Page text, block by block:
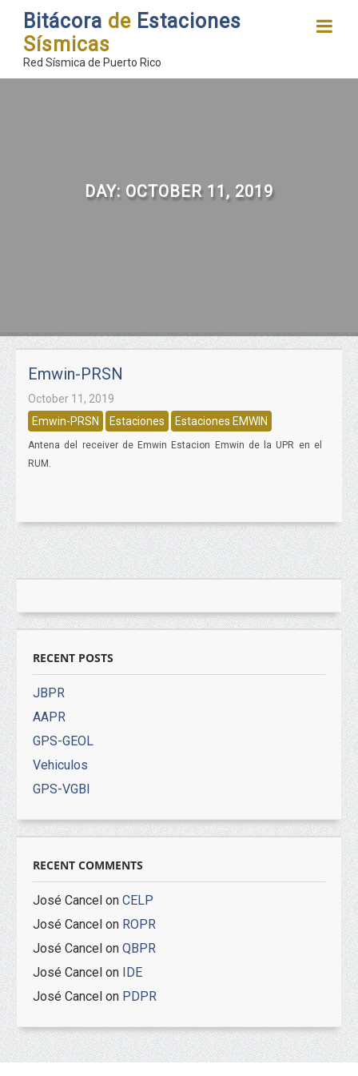
Bitácora de Estaciones
Sísmicas
Red Sísmica de Puerto Rico
DAY: OCTOBER 11, 2019
Emwin-PRSN
October 11, 2019
Emwin-PRSN
Estaciones Estaciones EMWIN
Antena del receiver de Emwin Estacion Emwin de la UPR en el
RUM.
RECENT POSTS
JBPR
AAPR
GPS-GEOL
Vehiculos
GPS-VGBI
RECENT COMMENTS
José Cancel on CELP
José Cancel on ROPR
José Cancel on QBPR
José Cancel on IDE
José Cancel on PDPR